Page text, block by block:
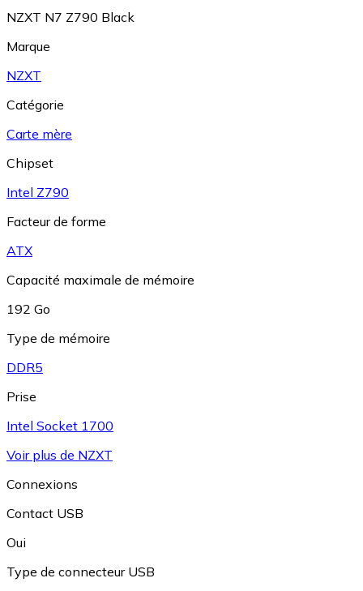
NZXT N7 Z790 Black
Marque
NZXT
Catégorie
Carte mère
Chipset
Intel Z790
Facteur de forme
ATX
Capacité maximale de mémoire
192 Go
Type de mémoire
DDR5
Prise
Intel Socket 1700
Voir plus de NZXT
Connexions
Contact USB
Oui
Type de connecteur USB